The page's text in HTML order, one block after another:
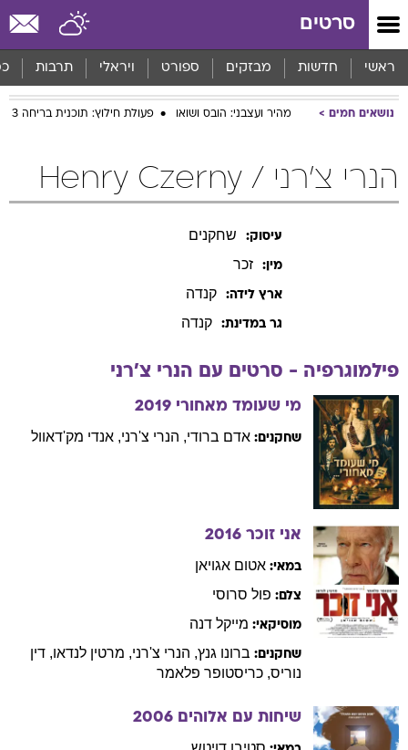
סרטים
ראשי חדשות מבזקים ספורט ויראלי תרבות
נושאים חמים מהיר ועצבני: הובס ושואו פעולת חילוץ: תוכנית בריחה 3
הנרי צ'רני / Henry Czerny
עיסוק: שחקנים
מין: זכר
ארץ לידה: קנדה
גר במדינת: קנדה
פילמוגרפיה - סרטים עם הנרי צ'רני
מי שעומד מאחורי 2019
שחקנים: אדם ברודי, הנרי צ'רני, אנדי מק'דאוול
אני זוכר 2016
במאי: אטום אגויאן
צלם: פול סרוסי
מוסיקאי: מייקל דנה
שחקנים: ברונו גנץ, הנרי צ'רני, מרטין לנדאו, דין
נוריס, כריסטופר פלאמר
שיחות עם אלוהים 2006